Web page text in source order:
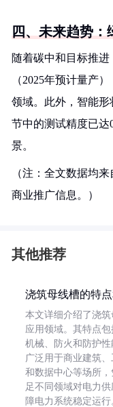
四、未来趋势：
随着碳中和目标推
（2025年预计量产
领域。此外，智能
节中的测试精度已达
景。
（注：全文数据均
商业推广信息。）
其他推荐
浇筑母线槽的特
本文详细介绍了浇
应用领域。其特点包
机械、防火和防护性
广泛用于商业建筑
和数据中心等场所
足不同领域对电力
障电力系统稳定运行